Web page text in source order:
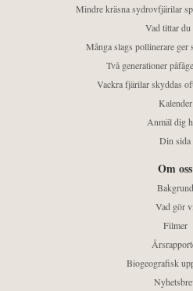
Mindre kräsna sydrovfjärilar
Vad tittar du
Många slags pollinerare ger
Två generationer
Vackra fjärilar skyddas
Kalender
Anmäl dig
Din sida
Om oss
Bakgrund
Vad gör vi
Filmer
Biogeografisk